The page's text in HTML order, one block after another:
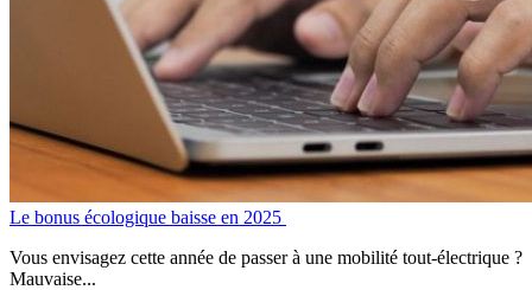
Le bonus écologique baisse en 2025
Vous envisagez cette année de passer à une mobilité tout-électrique ?
Mauvaise...